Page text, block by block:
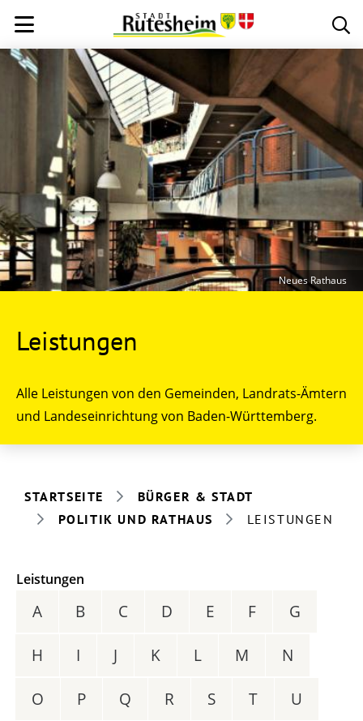
Leistungen
Alle Leistungen von den Gemeinden, Landrats-Ämtern
und Landeseinrichtung von Baden-Württemberg.
Neues Rathaus
STARTSEITE
BÜRGER & STADT
POLITIK UND RATHAUS
LEISTUNGEN
Leistungen
A B C D E F G
H I J K L M N
O P Q R S T U